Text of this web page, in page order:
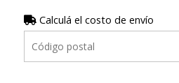
Calculá el costo de envío